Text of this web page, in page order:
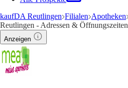
kaufDA Reutlingen Filialen Apotheken
Reutlingen - Adressen & Öffnungszeiten
Anzeigen